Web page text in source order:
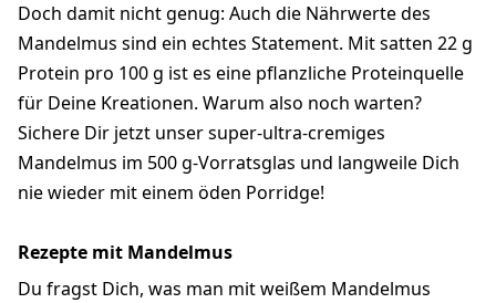
Doch damit nicht genug: Auch die Nährwerte des
Mandelmus sind ein echtes Statement. Mit satten 22 g
Protein pro 100 g ist es eine pflanzliche Proteinquelle
für Deine Kreationen. Warum also noch warten?
Sichere Dir jetzt unser super-ultra-cremiges
Mandelmus im 500 g-Vorratsglas und langweile Dich
nie wieder mit einem öden Porridge!
Rezepte mit Mandelmus
Du fragst Dich, was man mit weißem Mandelmus